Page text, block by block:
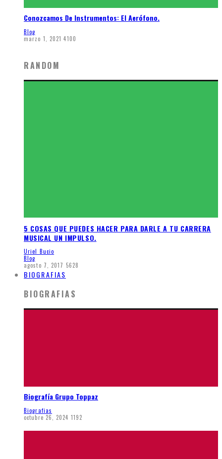
Conozcamos De Instrumentos: El Aerófono.
Blog
marzo 1, 2021 4100
RANDOM
5 COSAS QUE PUEDES HACER PARA DARLE A TU CARRERA
MUSICAL UN IMPULSO.
Uriel Bucio
Blog
agosto 7, 2017 5628
BIOGRAFIAS
BIOGRAFIAS
Biografía Grupo Toppaz
Biografias
octubre 26, 2024 1192